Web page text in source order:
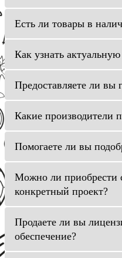
Есть ли товары в
Как узнать
Предоставляете ли вы
Какие производители
Помогаете ли вы
Можно ли приобрести
конкретный проект?
Продаете ли вы
обеспечение?